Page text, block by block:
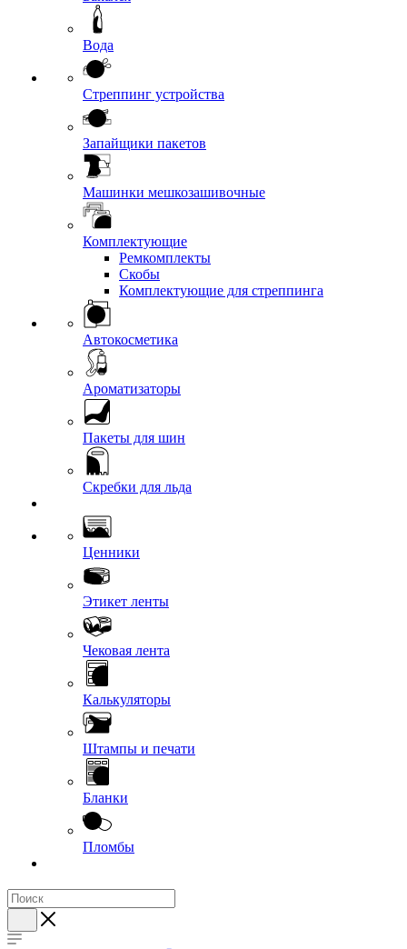
Вода
Стреппинг устройства
Запайщики пакетов
Машинки мешкозашивочные
Комплектующие
Ремкомплекты
Скобы
Комплектующие для стреппинга
Автокосметика
Ароматизаторы
Пакеты для шин
Скребки для льда
Ценники
Этикет ленты
Чековая лента
Калькуляторы
Штампы и печати
Бланки
Пломбы